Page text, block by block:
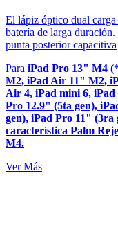
El lápiz óptico dual
batería de larga
punta posterior capacitiva
Para iPad Pro 13" M4
M2, iPad Air 11" M2,
Air 4, iPad mini 6,
Pro 12.9" (5ta gen),
gen), iPad Pro 11" (3ra
característica Palm
M4.
Ver Más